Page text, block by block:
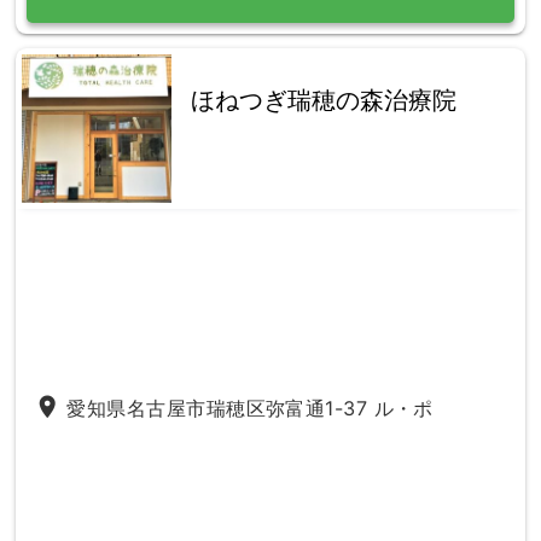
ほねつぎ瑞穂の森治療院
place 愛知県名古屋市瑞穂区弥富通1-37 ル・ポ